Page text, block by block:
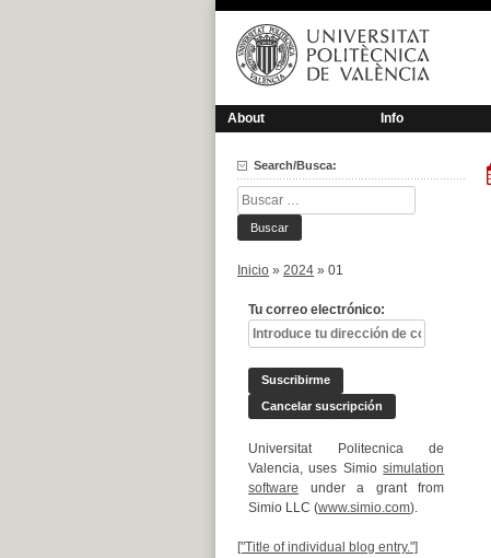
Saltar
contenido
About Info
Search/Busca:
Buscar:
Inicio » 2024 » 01
Tu correo electrónico:
Universitat Politecnica de
Valencia, uses Simiosimulation
software under a grant from
Simio LLC (www.simio.com).
["Title of individual blog entry."]